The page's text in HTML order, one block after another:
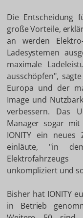
Die Entscheidung
große Vorteile,
an werden
Ladesystemen
maximale
ausschöpfen",
Europa und der
Image und
verbessern. Das
Manager sogar
IONITY ein neues
einläute, "in
unkompliziert und
Bisher hat IONITY
in Betrieb